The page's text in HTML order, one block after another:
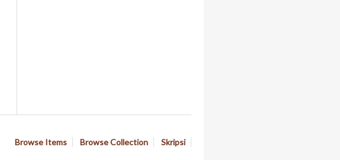
Browse Items Browse Collection Skripsi